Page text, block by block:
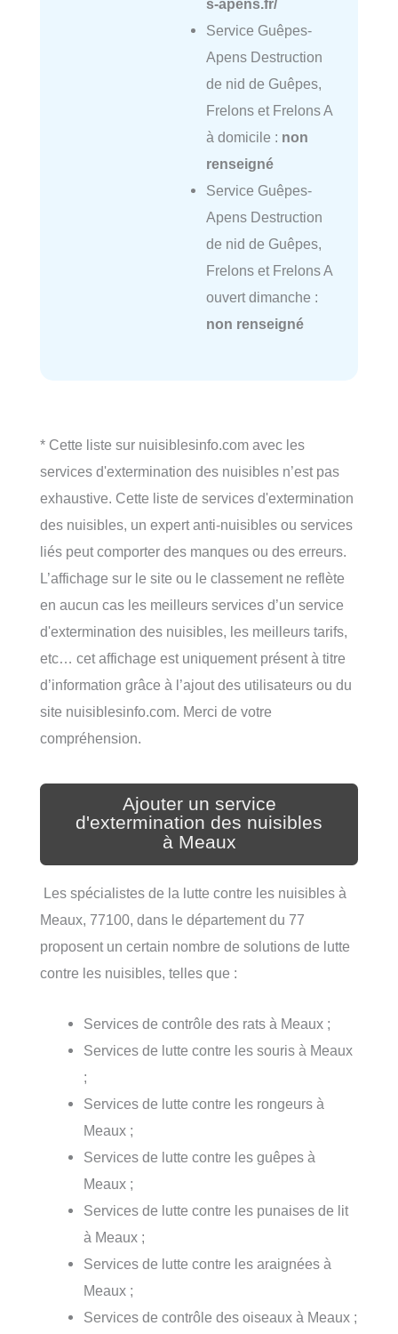
s-apens.fr/
Service Guêpes-
Apens Destruction
de nid de Guêpes,
Frelons et Frelons A
à domicile : non
renseigné
Service Guêpes-
Apens Destruction
de nid de Guêpes,
Frelons et Frelons A
ouvert dimanche :
non renseigné
* Cette liste sur nuisiblesinfo.com avec les
services d'extermination des nuisibles n’est pas
exhaustive. Cette liste de services d'extermination
des nuisibles, un expert anti-nuisibles ou services
liés peut comporter des manques ou des erreurs.
L’affichage sur le site ou le classement ne reflète
en aucun cas les meilleurs services d’un service
d'extermination des nuisibles, les meilleurs tarifs,
etc… cet affichage est uniquement présent à titre
d’information grâce à l’ajout des utilisateurs ou du
site nuisiblesinfo.com. Merci de votre
compréhension.
Ajouter un service
d'extermination des nuisibles
à Meaux
Les spécialistes de la lutte contre les nuisibles à
Meaux, 77100, dans le département du 77
proposent un certain nombre de solutions de lutte
contre les nuisibles, telles que :
Services de contrôle des rats à Meaux ;
Services de lutte contre les souris à Meaux
;
Services de lutte contre les rongeurs à
Meaux ;
Services de lutte contre les guêpes à
Meaux ;
Services de lutte contre les punaises de lit
à Meaux ;
Services de lutte contre les araignées à
Meaux ;
Services de contrôle des oiseaux à Meaux ;